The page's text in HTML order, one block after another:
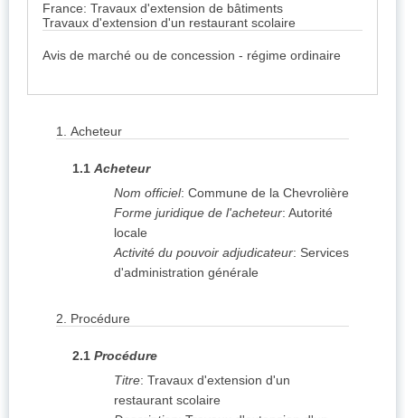
France: Travaux d'extension de bâtiments
Travaux d'extension d'un restaurant scolaire
Avis de marché ou de concession - régime ordinaire
1. Acheteur
1.1 Acheteur
Nom officiel: Commune de la Chevrolière
Forme juridique de l'acheteur: Autorité
locale
Activité du pouvoir adjudicateur: Services
d'administration générale
2. Procédure
2.1 Procédure
Titre: Travaux d'extension d'un
restaurant scolaire